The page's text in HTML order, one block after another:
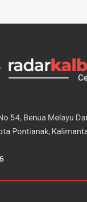
Benua Melayu
Pontianak,